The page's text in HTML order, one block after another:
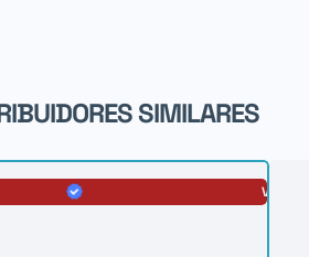
SIMILARES